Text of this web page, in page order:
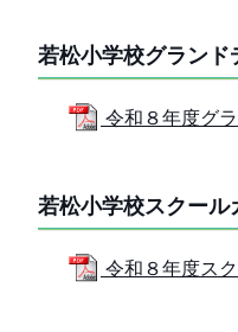
若松小学校グランド
令和８年度グ
若松小学校スクール
令和８年度ス